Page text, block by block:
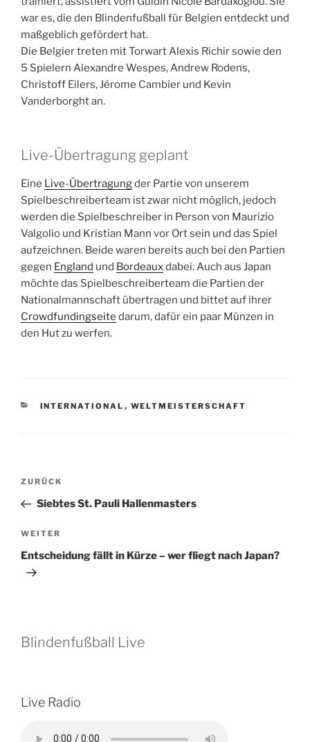
war es, die den Blindenfußball für Belgien entdeckt und
maßgeblich gefördert hat.
Die Belgier treten mit Torwart Alexis Richir sowie den
5 Spielern Alexandre Wespes, Andrew Rodens,
Christoff Eilers, Jérome Cambier und Kevin
Vanderborght an.
Live-Übertragung geplant
Eine Live-Übertragungder Partie von unserem
Spielbeschreiberteam ist zwar nicht möglich, jedoch
werden die Spielbeschreiber in Person von Maurizio
Valgolio und Kristian Mann vor Ort sein und das Spiel
aufzeichnen. Beide waren bereits auch bei den Partien
gegen England und Bordeauxdabei. Auch aus Japan
möchte das Spielbeschreiberteam die Partien der
Nationalmannschaft übertragen und bittet auf ihrer
Crowdfundingseite darum, dafür ein paar Münzen in
den Hut zu werfen.
KATEGORIEN
INTERNATIONAL , WELTMEISTERSCHAFT
Beitragsnavigation
Vorheriger
Beitrag
ZURÜCK
Siebtes St. Pauli Hallenmasters
Nächster
Beitrag
WEITER
Entscheidung fällt in Kürze – wer fliegt nach Japan?
Blindenfußball Live
Live Radio